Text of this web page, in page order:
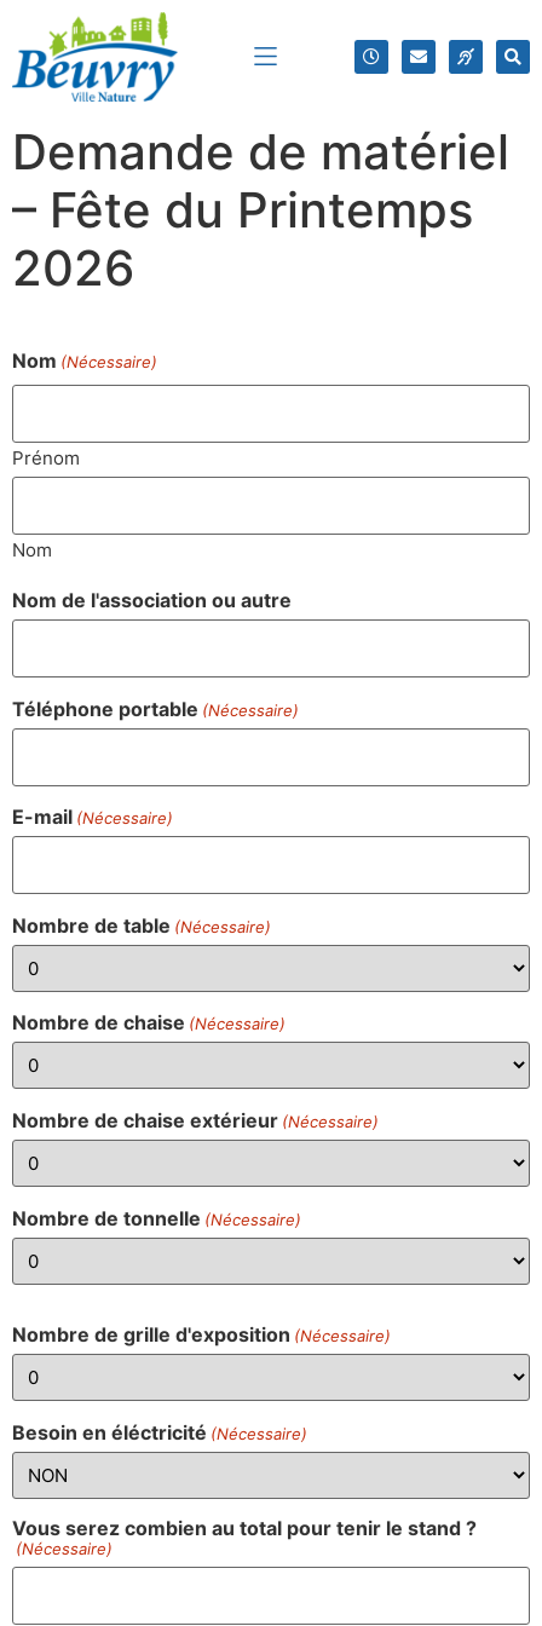
Demande de matériel
– Fête du Printemps
2026
Nom (Nécessaire)
Prénom
Nom
Nom de l'association ou autre
Téléphone portable (Nécessaire)
E-mail (Nécessaire)
Nombre de table (Nécessaire)
Nombre de chaise (Nécessaire)
Nombre de chaise extérieur (Nécessaire)
Nombre de tonnelle (Nécessaire)
Nombre de grille d'exposition (Nécessaire)
Besoin en éléctricité (Nécessaire)
Vous serez combien au total pour tenir le stand ?
(Nécessaire)